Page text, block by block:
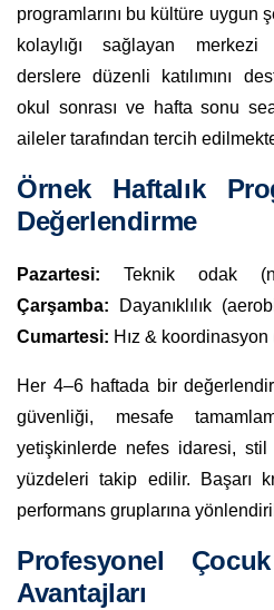
programlarını bu kültüre uygun
kolaylığı sağlayan merkezi
derslere düzenli katılımını
okul sonrası ve hafta sonu
aileler tarafından tercih
Örnek Haftalık
Değerlendirme
Pazartesi: Teknik odak
Çarşamba: Dayanıklılık
Cumartesi: Hız & koordinasyon
Her 4–6 haftada bir
güvenliği, mesafe
yetişkinlerde nefes idaresi,
yüzdeleri takip edilir. Başarı
performans gruplarına
Profesyonel
Avantajları